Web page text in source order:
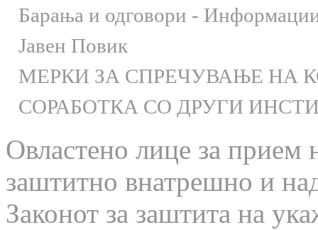
Барања и одговори - Информации
Јавен Повик
МЕРКИ ЗА СПРЕЧУВАЊЕ НА
СОРАБОТКА СО ДРУГИ
Овластено лице за прием
заштитно внатрешно и
Законот за заштита на